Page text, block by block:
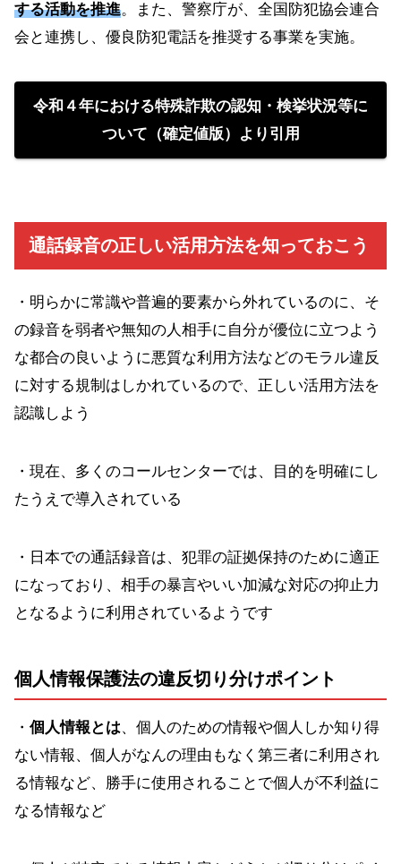
する活動を推進。また、警察庁が、全国防犯協会連合
会と連携し、優良防犯電話を推奨する事業を実施。
令和４年における特殊詐欺の認知・検挙状況等に
ついて（確定値版）より引用
通話録音の正しい活用方法を知っておこう
・明らかに常識や普遍的要素から外れているのに、そ
の録音を弱者や無知の人相手に自分が優位に立つよう
な都合の良いように悪質な利用方法などのモラル違反
に対する規制はしかれているので、正しい活用方法を
認識しよう
・現在、多くのコールセンターでは、目的を明確にし
たうえで導入されている
・日本での通話録音は、犯罪の証拠保持のために適正
になっており、相手の暴言やいい加減な対応の抑止力
となるように利用されているようです
個人情報保護法の違反切り分けポイント
・ 個人情報とは、個人のための情報や個人しか知り得
ない情報、個人がなんの理由もなく第三者に利用され
る情報など、勝手に使用されることで個人が不利益に
なる情報など